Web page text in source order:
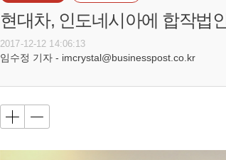
현대차, 인도네시아에 합작법
2017-12-12 14:06:13
임수정 기자 - imcrystal@businesspost.co.kr